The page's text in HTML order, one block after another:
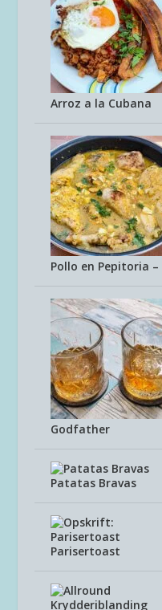
Arroz a la Cubana
Pollo en Pepitoria
Godfather
Patatas Bravas
Parisertoast